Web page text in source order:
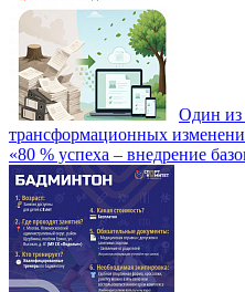
Один из
трансформационных
«80 % успеха – внедрение